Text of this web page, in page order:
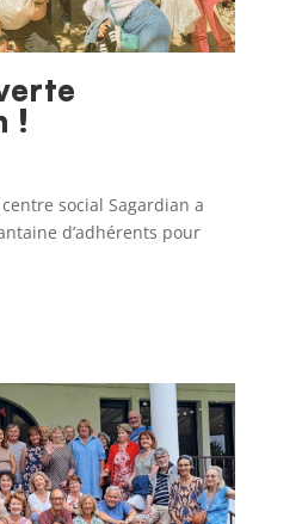
!
social Sagardian a
d’adhérents pour